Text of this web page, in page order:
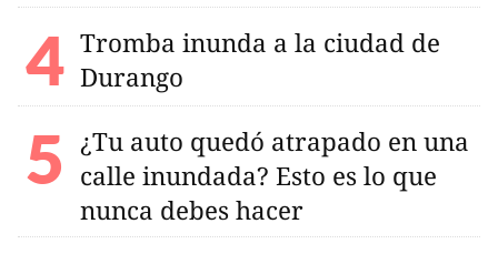
Tromba inunda a la ciudad de
Durango
¿Tu auto quedó atrapado en una
calle inundada? Esto es lo que
nunca debes hacer